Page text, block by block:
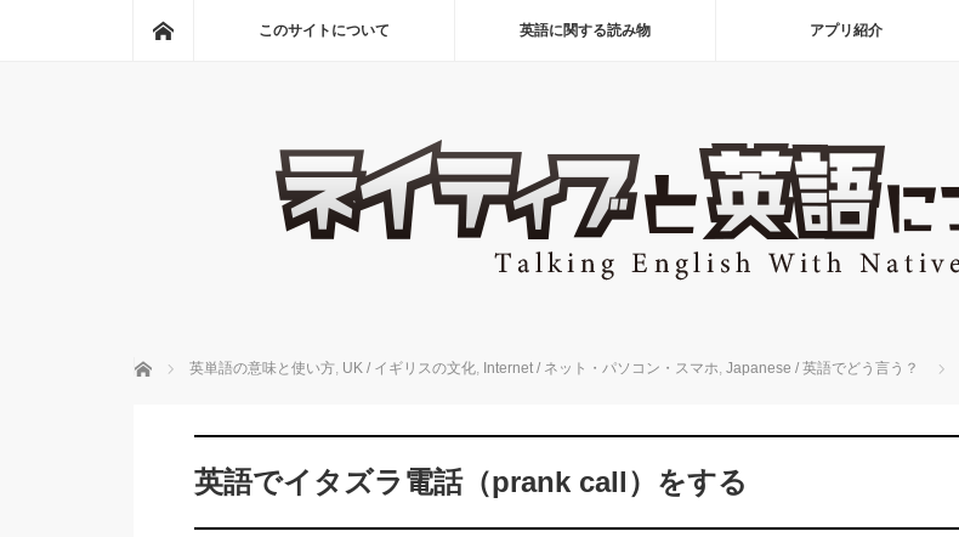
このサイトについて 英語に関する読み物 アプリ紹介
ホーム 英単語の意味と使い方, UK / イギリスの文化, Internet / ネット・パソコン・スマホ, Japanese / 英語でどう言う？
英語でイタズラ電話（prank call）をする